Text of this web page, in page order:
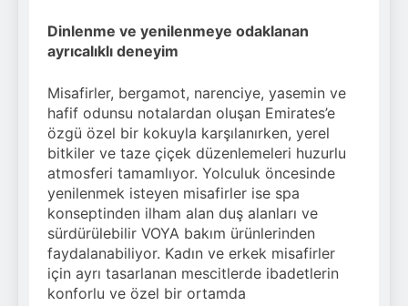
Dinlenme ve yenilenmeye odaklanan
ayrıcalıklı deneyim
Misafirler, bergamot, narenciye, yasemin ve
hafif odunsu notalardan oluşan Emirates’e
özgü özel bir kokuyla karşılanırken, yerel
bitkiler ve taze çiçek düzenlemeleri huzurlu
atmosferi tamamlıyor. Yolculuk öncesinde
yenilenmek isteyen misafirler ise spa
konseptinden ilham alan duş alanları ve
sürdürülebilir VOYA bakım ürünlerinden
faydalanabiliyor. Kadın ve erkek misafirler
için ayrı tasarlanan mescitlerde ibadetlerin
konforlu ve özel bir ortamda